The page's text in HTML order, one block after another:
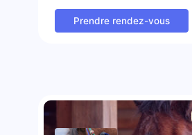
Prendre rendez-vous